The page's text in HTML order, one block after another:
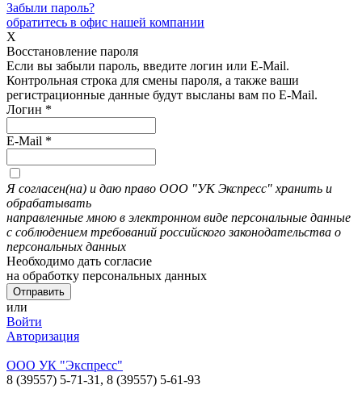
Забыли пароль?
обратитесь в офис нашей компании
X
Восстановление пароля
Если вы забыли пароль, введите логин или E-Mail.
Контрольная строка для смены пароля, а также ваши
регистрационные данные будут высланы вам по E-Mail.
Логин *
E-Mail *
Я согласен(на) и даю право ООО "УК Экспресс" хранить и
обрабатывать
направленные мною в электронном виде персональные данные
с соблюдением требований российского законодательства о
персональных данных
Необходимо дать согласие
на обработку персональных данных
или
Войти
Авторизация
ООО УК "Экспресс"
8 (39557) 5-71-31, 8 (39557) 5-61-93